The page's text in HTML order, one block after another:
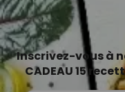
Inscrivez-vous à
CADEAU 15